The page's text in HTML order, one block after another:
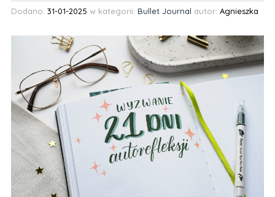
Dodano: 31-01-2025 w kategorii: Bullet Journal autor: Agnieszka